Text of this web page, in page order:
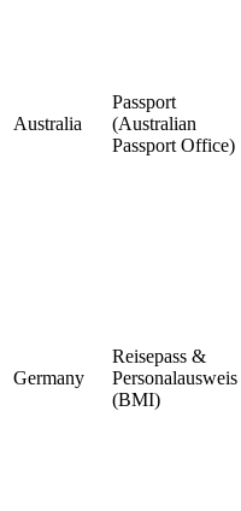
Australia
Passport
(Australian
Passport Office)
Germany
Reisepass &
Personalausweis
(BMI)